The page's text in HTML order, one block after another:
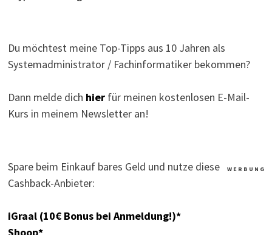
Du möchtest meine Top-Tipps aus 10 Jahren als
Systemadministrator / Fachinformatiker bekommen?
Dann melde dich hierfür meinen kostenlosen E-Mail-
Kurs in meinem Newsletter an!
W E R B U N G
Spare beim Einkauf bares Geld und nutze diese
Cashback-Anbieter:
iGraal (10€ Bonus bei Anmeldung!)*
Shoop*